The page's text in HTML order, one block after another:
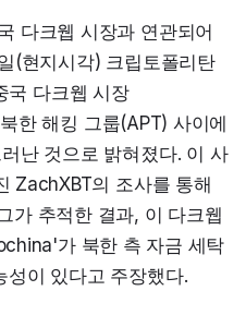
다크웹 시장과 연관되어
(현지시각) 크립토폴리탄
국 다크웹 시장
한 해킹 그룹(APT) 사이에
난 것으로 밝혀졌다. 이 사
ZachXBT의 조사를 통해
가 추적한 결과, 이 다크웹
가 북한 측 자금 세탁
성이 있다고 주장했다.